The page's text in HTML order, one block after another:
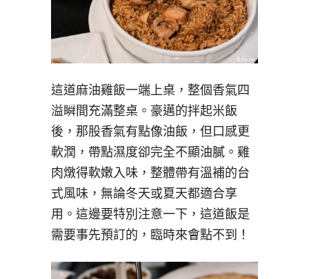
這道麻油雞飯一端上桌，整個香氣四
溢瞬間充滿整桌。豪邁的拌起米飯
後，那股香氣有點像油飯，但口感更
軟潤，帶點濕度卻完全不顯油膩。雞
肉燉得軟嫩入味，整體帶有溫補的台
式風味，無論冬天或夏天都適合享
用。這邊要特別注意一下，這道飯是
需要事先預訂的，臨時來會點不到！